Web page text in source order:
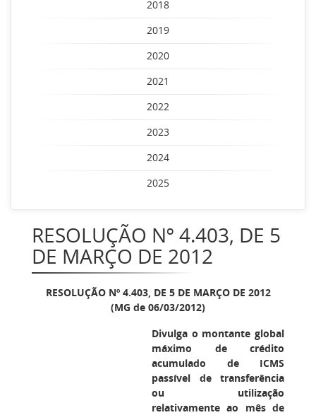
2018
2019
2020
2021
2022
2023
2024
2025
RESOLUÇÃO Nº 4.403, DE 5
DE MARÇO DE 2012
RESOLUÇÃO Nº 4.403, DE 5 DE MARÇO DE 2012
(MG de 06/03/2012)
Divulga o montante global
máximo de crédito
acumulado de ICMS
passível de transferência
ou utilização
relativamente ao mês de